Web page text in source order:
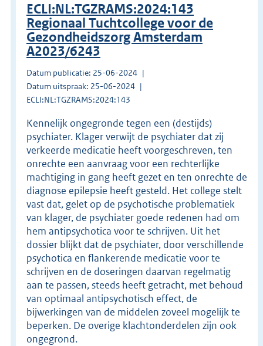
ECLI:NL:TGZRAMS:2024:143
Regionaal Tuchtcollege voor de
Gezondheidszorg Amsterdam
A2023/6243
Datum publicatie: 25-06-2024
Datum uitspraak: 25-06-2024
ECLI:NL:TGZRAMS:2024:143
Kennelijk ongegronde tegen een (destijds)
psychiater. Klager verwijt de psychiater dat zij
verkeerde medicatie heeft voorgeschreven, ten
onrechte een aanvraag voor een rechterlijke
machtiging in gang heeft gezet en ten onrechte de
diagnose epilepsie heeft gesteld. Het college stelt
vast dat, gelet op de psychotische problematiek
van klager, de psychiater goede redenen had om
hem antipsychotica voor te schrijven. Uit het
dossier blijkt dat de psychiater, door verschillende
psychotica en flankerende medicatie voor te
schrijven en de doseringen daarvan regelmatig
aan te passen, steeds heeft getracht, met behoud
van optimaal antipsychotisch effect, de
bijwerkingen van de middelen zoveel mogelijk te
beperken. De overige klachtonderdelen zijn ook
ongegrond.